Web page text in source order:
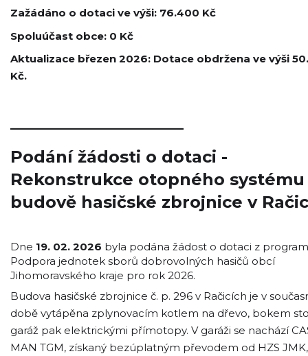
Zažádáno o dotaci ve výši: 76.400 Kč
Spoluúčast obce: 0 Kč
Aktualizace březen 2026: Dotace obdržena ve výši
Kč.
_____________________
Podání žádosti o dotaci -
Rekonstrukce otopného systému
budově hasičské zbrojnice v
Dne 19. 02. 2026 byla podána žádost o dotaci z
Podpora jednotek sborů dobrovolných hasičů obcí
Jihomoravského kraje pro rok 2026.
Budova hasičské zbrojnice č. p. 296 v Račicích je v
době vytápěna zplynovacím kotlem na dřevo, bokem
garáž pak elektrickými přímotopy. V garáži se nachází
MAN TGM, získaný bezúplatným převodem od HZS